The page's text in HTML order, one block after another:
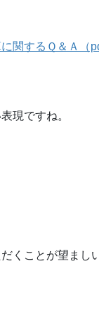
関するＱ＆Ａ（
現ですね。
くことが望ましい